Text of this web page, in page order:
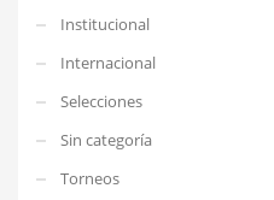
Institucional
Internacional
Selecciones
Sin categoría
Torneos